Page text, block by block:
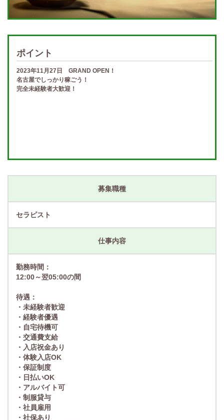
ポイント
2023年11月27日 GRAND OPEN！
名古屋でしっかり稼ごう！
完全未経験者大歓迎！
募集職種
セラピスト
仕事内容
勤務時間：
12:00～翌05:00の間
待遇：
・未経験者歓迎
・経験者優遇
・自宅待機可
・交通費支給
・入店祝金あり
・体験入店OK
・保証制度
・日払いOK
・アルバイト可
・制服貸与
・社員雇用
・社保あり